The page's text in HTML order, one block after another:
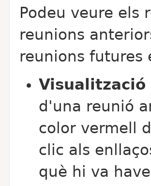
Podeu veure els
reunions
reunions futures
Visualització
d'una reunió
color vermell
clic als
què hi va